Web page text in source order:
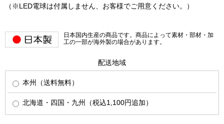
（※LED電球は付属しません、お客様でご用意ください。）
日本国内生産の商品です。商品によって素材・部材・加
工の一部が海外製の場合があります。
配送地域
本州（送料無料）
北海道・四国・九州（税込1,100円追加）